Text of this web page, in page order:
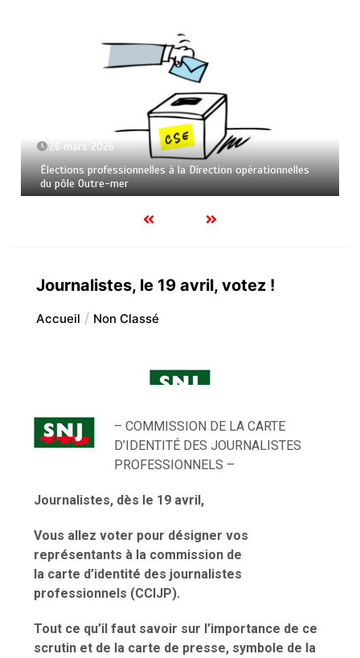
26 mars 2026
Élections professionnelles à la Direction opérationnelles
du pôle Outre-mer
Journalistes, le 19 avril, votez !
Accueil Non Classé
– COMMISSION DE LA CARTE
D’IDENTITÉ DES JOURNALISTES
PROFESSIONNELS –
Journalistes, dès le 19 avril,
Vous allez voter pour désigner vos
représentants à la commission de
la carte d’identité des journalistes
professionnels (CCIJP).
Tout ce qu’il faut savoir sur l’importance de ce
scrutin et de la carte de presse, symbole de la